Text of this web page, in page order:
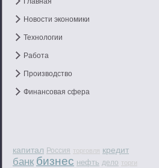
Новости экономики
Технологии
Работа
Производство
Финансовая сфера
капитал Россия торговля кредит
банк бизнес нефть дело торги